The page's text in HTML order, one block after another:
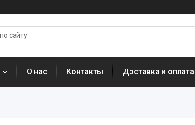
О нас Контакты Доставка и оплата